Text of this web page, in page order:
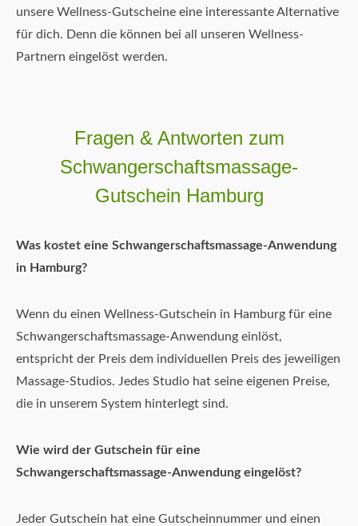
unsere Wellness-Gutscheine eine interessante Alternative
für dich. Denn die können bei all unseren Wellness-
Partnern eingelöst werden.
Fragen & Antworten zum
Schwangerschaftsmassage-
Gutschein Hamburg
Was kostet eine Schwangerschaftsmassage-Anwendung
in Hamburg?
Wenn du einen Wellness-Gutschein in Hamburg für eine
Schwangerschaftsmassage-Anwendung einlöst,
entspricht der Preis dem individuellen Preis des jeweiligen
Massage-Studios. Jedes Studio hat seine eigenen Preise,
die in unserem System hinterlegt sind.
Wie wird der Gutschein für eine
Schwangerschaftsmassage-Anwendung eingelöst?
Jeder Gutschein hat eine Gutscheinnummer und einen